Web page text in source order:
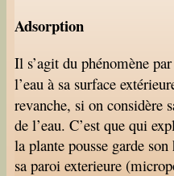
Adsorption
Il s’agit du phénomène
l’eau à sa surface
revanche, si on considère
de l’eau. C’est que qui
la plante pousse garde
sa paroi exterieure